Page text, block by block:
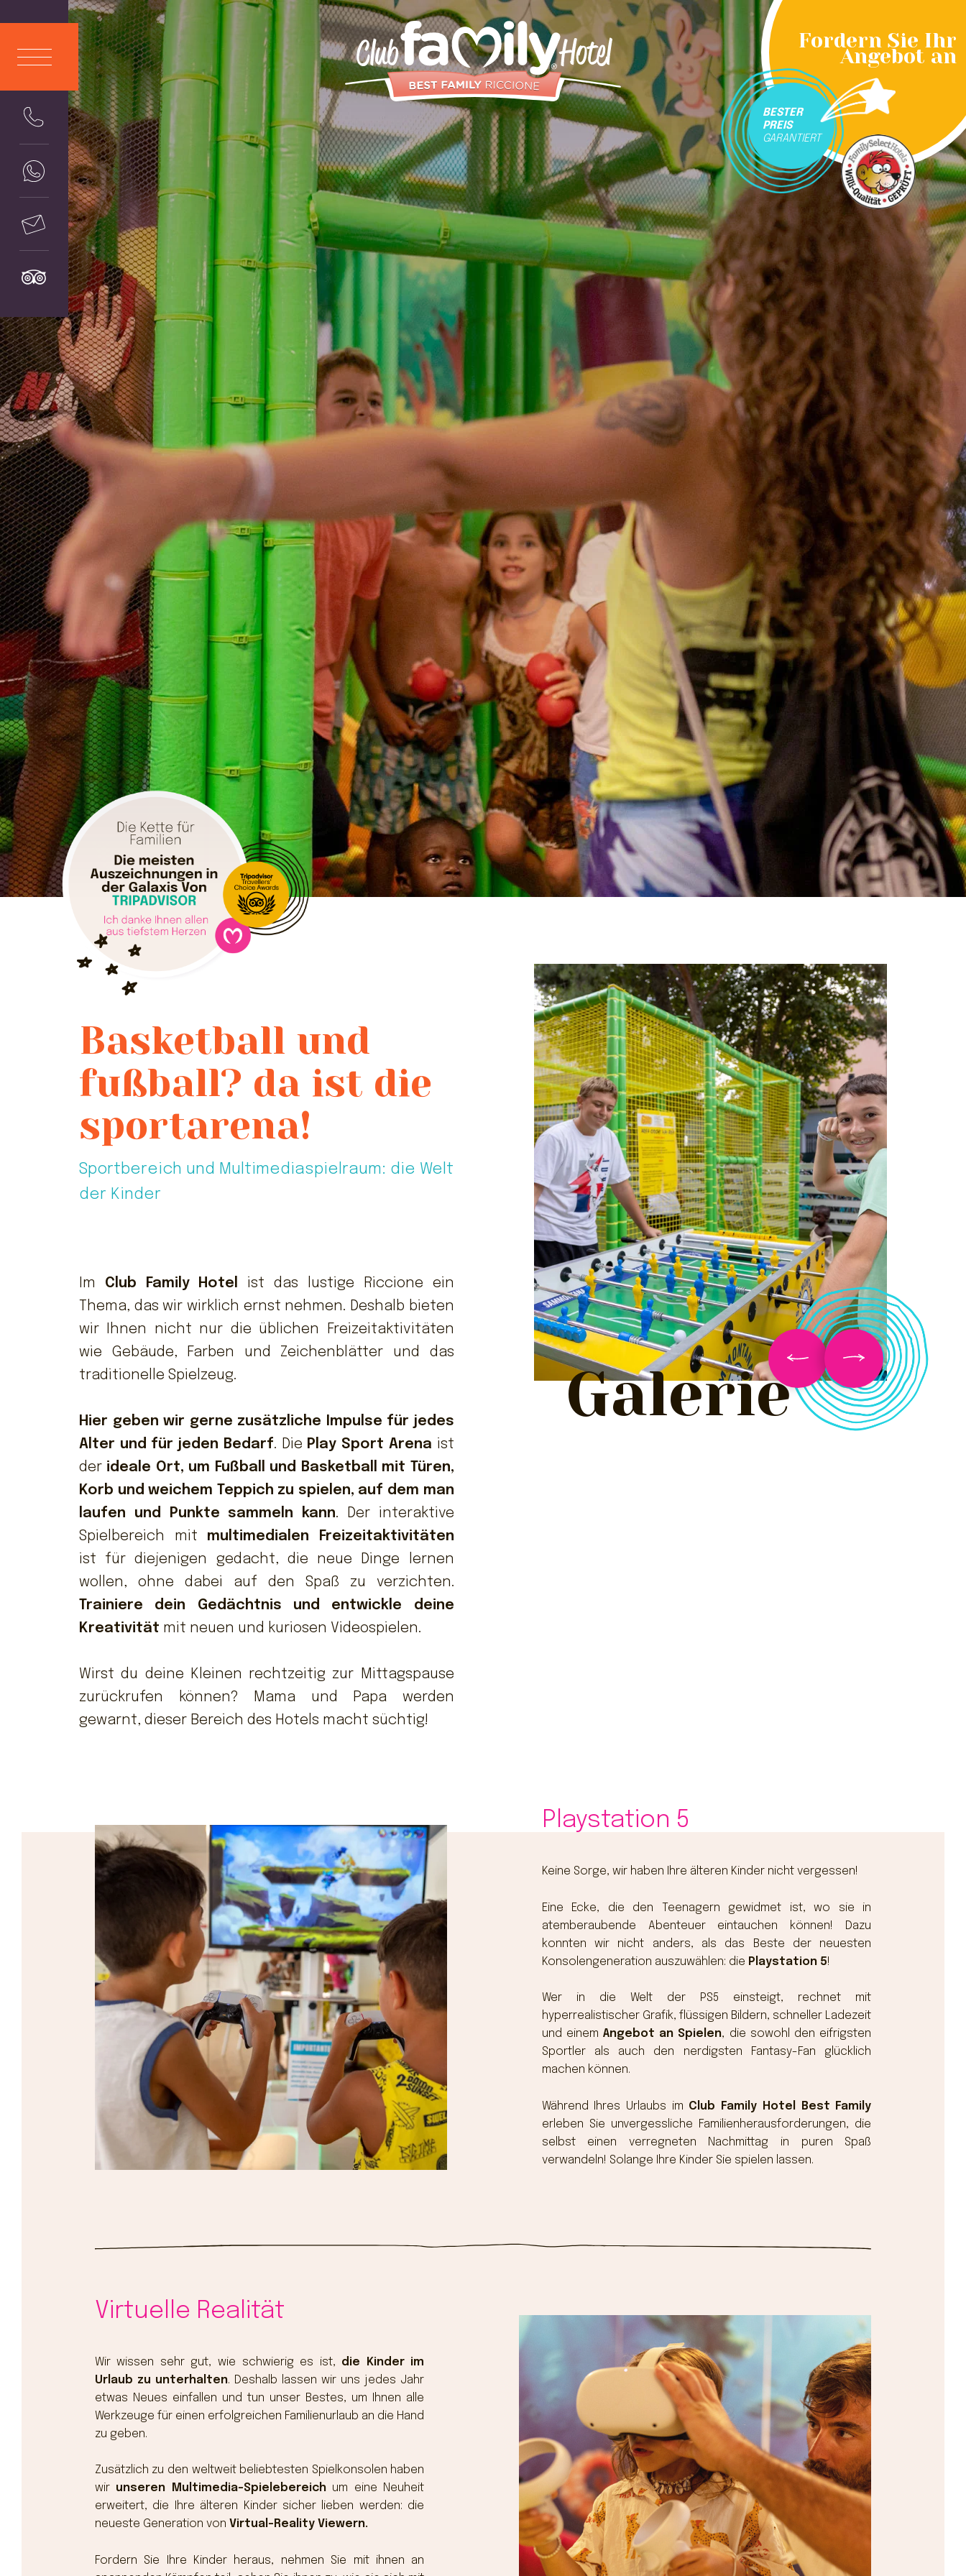
Fordern Sie Ihr
Angebot an
BESTER
PREIS
GARANTIERT
Basketball und
fußball? da ist die
sportarena!
Sportbereich und Multimediaspielraum: die Welt
der Kinder
Im Club Family Hotel ist das lustige Riccione ein
Thema, das wir wirklich ernst nehmen. Deshalb bieten
wir Ihnen nicht nur die üblichen Freizeitaktivitäten
wie Gebäude, Farben und Zeichenblätter und das
traditionelle Spielzeug.
Hier geben wir gerne zusätzliche Impulse für jedes
Alter und für jeden Bedarf. Die Play Sport Arena ist
der ideale Ort, um Fußball und Basketball mit Türen,
Korb und weichem Teppich zu spielen, auf dem man
laufen und Punkte sammeln kann. Der interaktive
Spielbereich mit multimedialen Freizeitaktivitäten
ist für diejenigen gedacht, die neue Dinge lernen
wollen, ohne dabei auf den Spaß zu verzichten.
Trainiere dein Gedächtnis und entwickle deine
Kreativität mit neuen und kuriosen Videospielen.
Wirst du deine Kleinen rechtzeitig zur Mittagspause
zurückrufen können? Mama und Papa werden
gewarnt, dieser Bereich des Hotels macht süchtig!
Galerie
Playstation 5
Keine Sorge, wir haben Ihre älteren Kinder nicht vergessen!
Eine Ecke, die den Teenagern gewidmet ist, wo sie in
atemberaubende Abenteuer eintauchen können! Dazu
konnten wir nicht anders, als das Beste der neuesten
Konsolengeneration auszuwählen: die Playstation 5!
Wer in die Welt der PS5 einsteigt, rechnet mit
hyperrealistischer Grafik, flüssigen Bildern, schneller Ladezeit
und einemAngebot an Spielen, die sowohl den eifrigsten
Sportler als auch den nerdigsten Fantasy-Fan glücklich
machen können.
Während Ihres Urlaubs im Club Family Hotel Best Family
erleben Sie unvergessliche Familienherausforderungen, die
selbst einen verregneten Nachmittag in puren Spaß
verwandeln! Solange Ihre Kinder Sie spielen lassen.
Virtuelle Realität
Wir wissen sehr gut, wie schwierig es ist, die Kinder im
Urlaub zu unterhalten. Deshalb lassen wir uns jedes Jahr
etwas Neues einfallen und tun unser Bestes, um Ihnen alle
Werkzeuge für einen erfolgreichen Familienurlaub an die Hand
zu geben.
Zusätzlich zu den weltweit beliebtesten Spielkonsolen haben
wir unseren Multimedia-Spielebereich um eine Neuheit
erweitert, die Ihre älteren Kinder sicher lieben werden: die
neueste Generation von Virtual-Reality Viewern.
Fordern Sie Ihre Kinder heraus, nehmen Sie mit ihnen an
ITA
ENGLISH
DEU
TSCH
NÇAIS
Dienste
Restaurant
Schwimmbad
Zimmer und
Aparthotels
Animation
Angebote
Attraktionen
Kontakte